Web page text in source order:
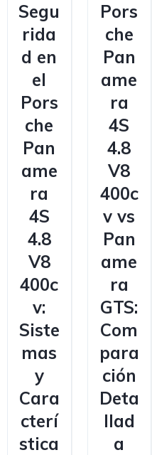
Segu
rida
d en
el
Pors
che
Pan
ame
ra
4S
4.8
V8
400c
v:
Siste
mas
y
Cara
cterí
stica
Pors
che
Pan
ame
ra
4S
4.8
V8
400c
v vs
Pan
ame
ra
GTS:
Com
para
ción
Deta
llad
a